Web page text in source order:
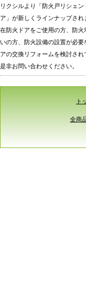
リクシルより「防火戸リシェ
ア」が新しくラインナップされ
在防火ドアをご使用の方、防火
いの方、防火設備の設置が必要
アの交換リフォームを検討され
是非お問い合わせください。
ト
全商